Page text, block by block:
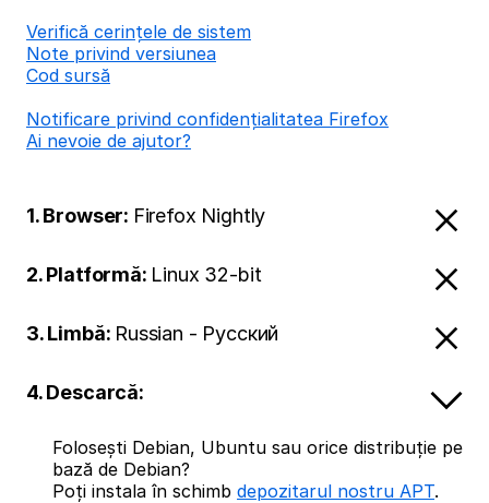
Verifică cerințele de sistem
Note privind versiunea
Cod sursă
Notificare privind confidențialitatea Firefox
Ai nevoie de ajutor?
1. Browser: Firefox Nightly
2. Platformă: Linux 32-bit
3. Limbă: Russian - Русский
4. Descarcă:
Folosești Debian, Ubuntu sau orice distribuție pe
bază de Debian?
Poți instala în schimb depozitarul nostru APT.